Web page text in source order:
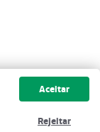
Aceitar
Rejeitar